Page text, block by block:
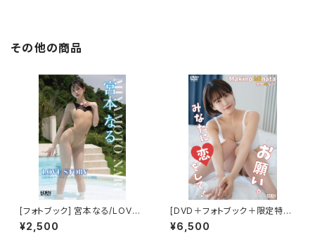
その他の商品
[フォトブック] 宮本なる/LOVE
STORY 限定ブロマイド５種(F
GHIJ)付き
¥2,500
[DVD＋フォトブック＋限定特典
付き] 牧野みなた／お願い。みな
たに恋をして！
¥6,500